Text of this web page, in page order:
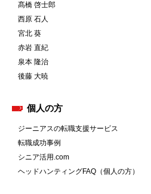
髙橋 啓士郎
西原 石人
宮北 葵
赤岩 直紀
泉本 隆治
後藤 大暁
個人の方
ジーニアスの転職支援サービス
転職成功事例
シニア活用.com
ヘッドハンティングFAQ（個人の方）